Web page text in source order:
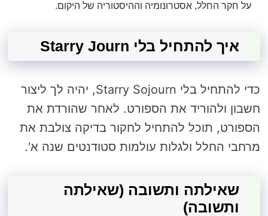
על חקר החלל, אסטרונומיה וההיסטוריה של היקום.
איך להתחיל בלי Starry Journ
כדי להתחיל בלי Starry Sojourn, יהיה לך ליצור
חשבון ולהוריד את הספורט. לאחר שהורדת את
הספורט, תוכל להתחיל לחקור בדיקה צולבת את
מרחבי החלל ולגלות עולמות סטודנטים שנה א'.
שאילתה ותשובה (שאילתה
ותשובה)